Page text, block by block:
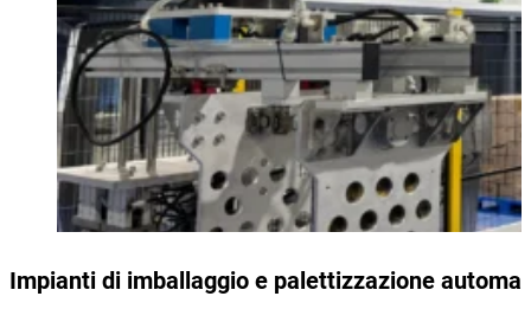
Impianti di imballaggio e palettizzazione